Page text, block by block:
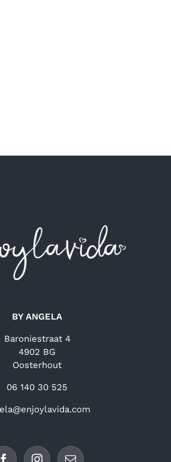
BY ANGELA
Baroniestraat 4
4902 BG
Oosterhout
06 140 30 525